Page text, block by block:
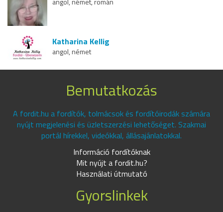
Katharina Kellig
angol, német
Bemutatkozás
A fordit.hu a fordítók, tolmácsok és fordítóirodák számára
nyújt megjelenési és üzletszerzési lehetőséget. Szakmai
portál hírekkel, videókkal, állásajánlatokkal.
Információ fordítóknak
Mit nyújt a fordit.hu?
Használati útmutató
Gyorslinkek